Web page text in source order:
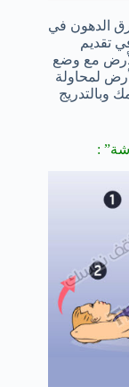
الدهون في
تقديم
مع وضع
لمحاولة
أمامك وبالتدريج